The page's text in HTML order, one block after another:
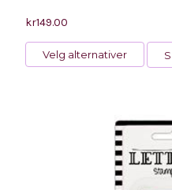
kr149.00
Velg alternativer